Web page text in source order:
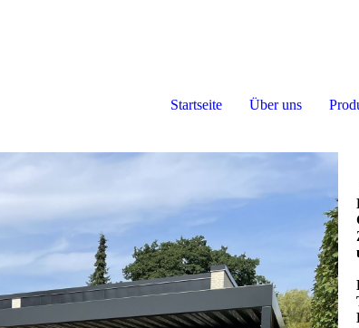
Startseite Über uns